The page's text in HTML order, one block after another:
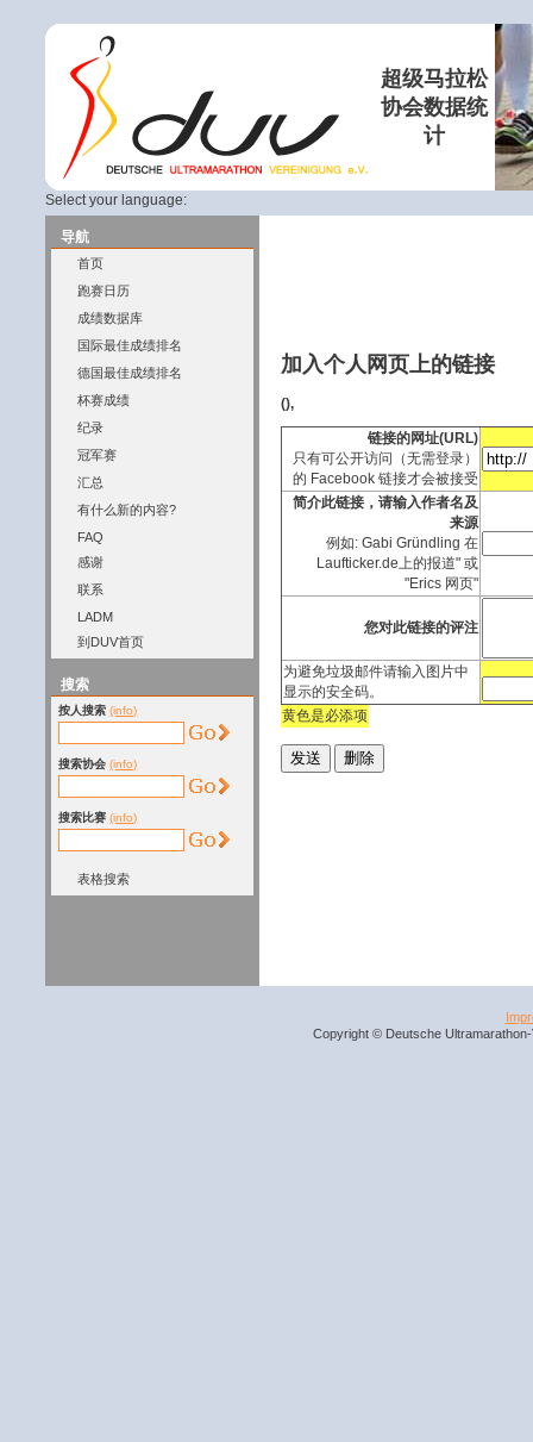
超级马拉松
协会数据统
计
Select your language:
导航
首页
跑赛日历
成绩数据库
国际最佳成绩排名
德国最佳成绩排名
杯赛成绩
纪录
冠军赛
汇总
有什么新的内容?
FAQ
感谢
联系
LADM
到DUV首页
搜索
按人搜索 (info)
搜索协会 (info)
搜索比赛 (info)
表格搜索
加入个人网页上的链接
(),
链接的网址(URL)
只有可公开访问（无需登录）
的 Facebook 链接才会被接受
简介此链接，请输入作者名及
来源
例如: Gabi Gründling 在
Laufticker.de上的报道" 或
"Erics 网页"
您对此链接的评注
为避免垃圾邮件请输入图片中
显示的安全码。
黄色是必添项
Copyright © Deutsche